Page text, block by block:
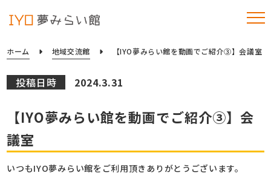
ホーム 地域交流館 【IYO夢みらい館を動画でご紹介③】会議室
投稿日時 2024.3.31
【IYO夢みらい館を動画でご紹介③】会
議室
いつもIYO夢みらい館をご利用頂きありがとうございます。